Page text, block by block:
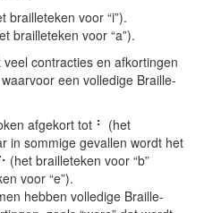
brailleteken voor “i”).
brailleteken voor “a”).
contracties en afkortingen
een volledige Braille-
afgekort tot ⠃ (het
in sommige gevallen wordt het
brailleteken voor “b”
voor “e”).
hebben volledige Braille-